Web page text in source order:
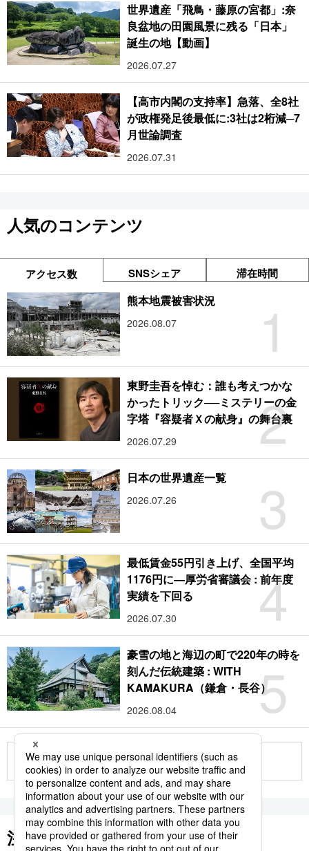
世界遺産「飛鳥・藤原の宮都」:奈
良盆地の田園風景に残る「日本」
誕生の地【動画】
2026.07.27
【高市内閣の支持率】急落、全8社
が政権発足後最低に:3社は2桁減─7
月世論調査
2026.07.31
人気のコンテンツ
アクセス数 SNSシェア 滞在時間
1
熊本地震被害状況
2026.08.07
2
東野圭吾を悼む：誰も考えつかな
かったトリック──ミステリーの金
字塔『容疑者Ｘの献身』の舞台裏
2026.07.29
3
日本の世界遺産一覧
2026.07.26
4
最低賃金55円引き上げ、全国平均
1176円に―厚労省審議会 : 前年度
実績を下回る
2026.07.30
5
豪雪の地と海辺の町で220年の時を
刻んだ伝統建築 : WITH
KAMAKURA（鎌倉・長谷）
2026.08.04
もっと見る
注目のキーワード